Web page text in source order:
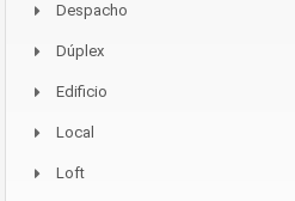
Despacho
Dúplex
Edificio
Local
Loft